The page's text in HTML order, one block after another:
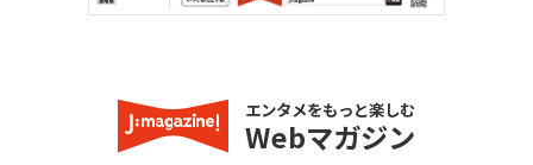
エンタメをもっと楽しむ
Webマガジン